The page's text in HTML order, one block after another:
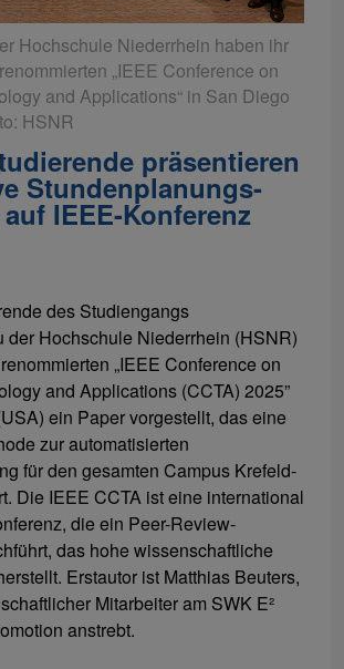
Hochschule Niederrhein haben ihr
„IEEE Conference on
and Applications“ in San Diego
HSNR
präsentieren
Stundenplanungs-
IEEE-Konferenz
des Studiengangs
der Hochschule Niederrhein (HSNR)
„IEEE Conference on
and Applications (CCTA) 2025”
ein Paper vorgestellt, das eine
zur automatisierten
für den gesamten Campus Krefeld-
Die IEEE CCTA ist eine international
die ein Peer-Review-
das hohe wissenschaftliche
Erstautor ist Matthias Beuters,
Mitarbeiter am SWK E²
anstrebt.